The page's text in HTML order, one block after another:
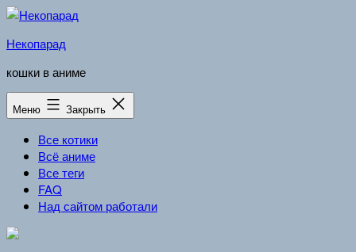
Перейти
содержимому
Некопарад
кошки в аниме
Меню Закрыть
Все котики
Всё аниме
Все теги
FAQ
Над сайтом работали